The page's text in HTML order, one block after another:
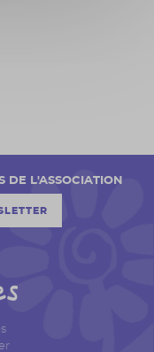
DE L'ASSOCIATION